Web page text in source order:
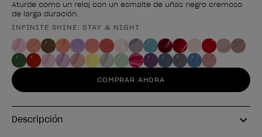
Aturde como un reloj con un esmalte de uñas negro cremoso
de larga duración.
Forma del producto
INFINITE SHINE: STAY & NIGHT
COMPRAR AHORA
Descripción